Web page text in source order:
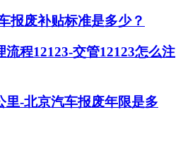
报废补贴标准是多少？
程12123-交管12123怎么注
里-北京汽车报废年限是多